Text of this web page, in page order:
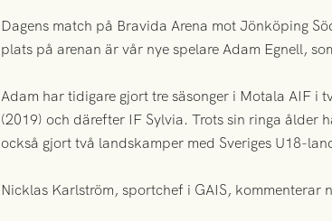
Dagens match på Bravida Arena mot Jönköping
plats på arenan är vår nye spelare Adam Egnell,
Adam har tidigare gjort tre säsonger i Motala AIF i
(2019) och därefter IF Sylvia. Trots sin ringa ålder
också gjort två landskamper med Sveriges U18-
Nicklas Karlström, sportchef i GAIS, kommenterar